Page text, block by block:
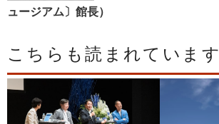
ュージアム〕館長）
こちらも読まれています